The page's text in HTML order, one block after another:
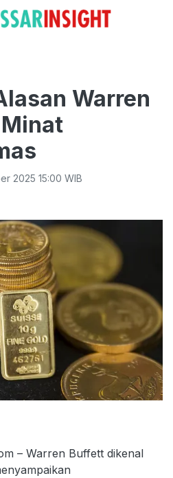
Warren
2025 15:00 WIB
– Warren Buffett dikenal